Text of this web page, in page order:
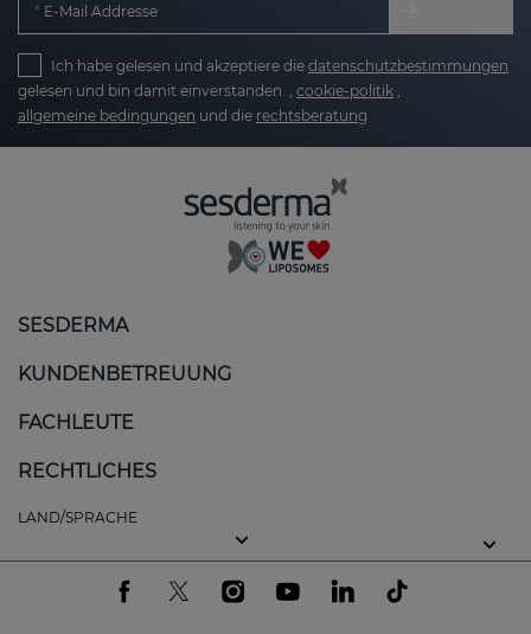
Stimuliert Kollagen- und Elastinproduktion→
Straffere, glattere Haut & weniger Falten
Stärkt die Hautbarriere→ Schützt vor
Umwelteinflüssen & mindert
Feuchtigkeitsverlust
Verbessert Hauttextur & Elastizität
Intensive Hydration für mehr Strahlkraft
Exosomen bakteriellen Ursprungs
– Fördern
die Zellregeneration & Kollagenproduktion
E-Mail Addresse
Ich habe gelesen und akzeptiere die datenschutzbestimmungen
gelesen und bin damit einverstanden. , cookie-politik
allgemeine bedingungen und die rechtsberatung
SESDERMA
KUNDENBETREUUNG
FACHLEUTE
RECHTLICHES
LAND/SPRACHE